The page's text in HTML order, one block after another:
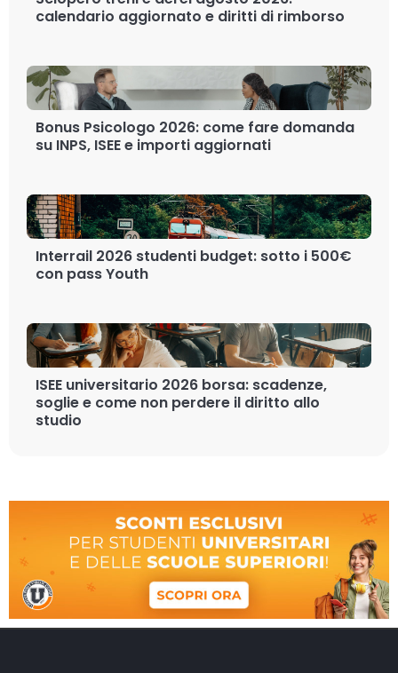
calendario aggiornato e diritti di rimborso
Bonus Psicologo 2026: come fare domanda
su INPS, ISEE e importi aggiornati
Interrail 2026 studenti budget: sotto i 500€
con pass Youth
ISEE universitario 2026 borsa: scadenze,
soglie e come non perdere il diritto allo
studio